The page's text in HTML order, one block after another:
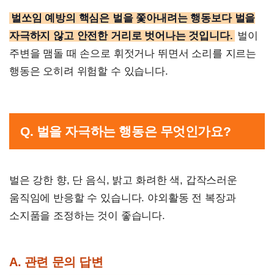
벌쏘임 예방의 핵심은 벌을 쫓아내려는 행동보다 벌을
자극하지 않고 안전한 거리로 벗어나는 것입니다. 벌이
주변을 맴돌 때 손으로 휘젓거나 뛰면서 소리를 지르는
행동은 오히려 위험할 수 있습니다.
Q. 벌을 자극하는 행동은 무엇인가요?
벌은 강한 향, 단 음식, 밝고 화려한 색, 갑작스러운
움직임에 반응할 수 있습니다. 야외활동 전 복장과
소지품을 조정하는 것이 좋습니다.
A. 관련 문의 답변